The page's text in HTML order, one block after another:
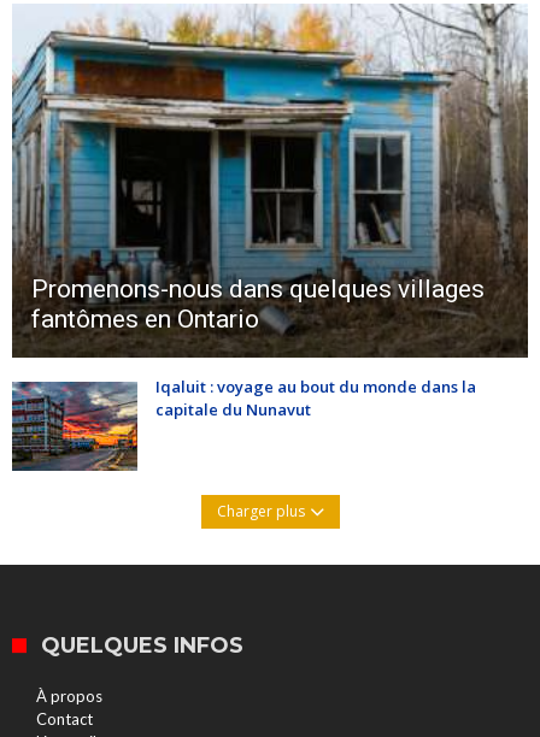
Promenons-nous dans quelques villages
fantômes en Ontario
Iqaluit : voyage au bout du monde dans la
capitale du Nunavut
Charger plus
QUELQUES INFOS
À propos
Contact